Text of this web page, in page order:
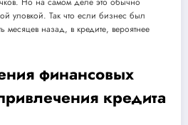
уловкой. Так что если бизнес был
месяцев назад, в кредите, вероятнее
финансовых
кредита